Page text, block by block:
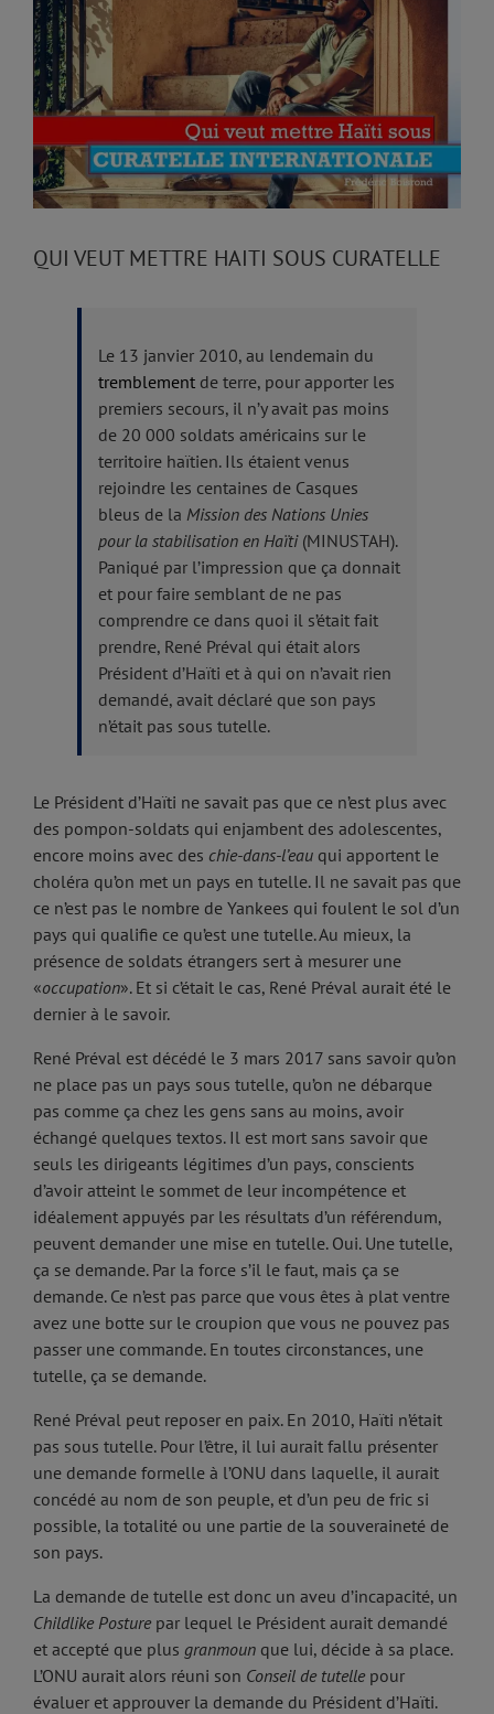
Image
QUI VEUT METTRE HAITI SOUS CURATELLE
Le 13 janvier 2010, au lendemain du
tremblement de terre, pour apporter les
premiers secours, il n’y avait pas moins
de 20 000 soldats américains sur le
territoire haïtien. Ils étaient venus
rejoindre les centaines de Casques
bleus de la Mission des Nations Unies
pour la stabilisation en Haïti(MINUSTAH).
Paniqué par l’impression que ça donnait
et pour faire semblant de ne pas
comprendre ce dans quoi il s’était fait
prendre, René Préval qui était alors
Président d’Haïti et à qui on n’avait rien
demandé, avait déclaré que son pays
n’était pas sous tutelle.
Le Président d’Haïti ne savait pas que ce n’est plus avec
des pompon-soldats qui enjambent des adolescentes,
encore moins avec des chie-dans-l’eau qui apportent le
choléra qu’on met un pays en tutelle. Il ne savait pas que
ce n’est pas le nombre de Yankees qui foulent le sol d’un
pays qui qualifie ce qu’est une tutelle. Au mieux, la
présence de soldats étrangers sert à mesurer une
«occupation». Et si c’était le cas, René Préval aurait été le
dernier à le savoir.
René Préval est décédé le 3 mars 2017 sans savoir qu’on
ne place pas un pays sous tutelle, qu’on ne débarque
pas comme ça chez les gens sans au moins, avoir
échangé quelques textos. Il est mort sans savoir que
seuls les dirigeants légitimes d’un pays, conscients
d’avoir atteint le sommet de leur incompétence et
idéalement appuyés par les résultats d’un référendum,
peuvent demander une mise en tutelle. Oui. Une tutelle,
ça se demande. Par la force s’il le faut, mais ça se
demande. Ce n’est pas parce que vous êtes à plat ventre
avez une botte sur le croupion que vous ne pouvez pas
passer une commande. En toutes circonstances, une
tutelle, ça se demande.
René Préval peut reposer en paix. En 2010, Haïti n’était
pas sous tutelle. Pour l’être, il lui aurait fallu présenter
une demande formelle à l’ONU dans laquelle, il aurait
concédé au nom de son peuple, et d’un peu de fric si
possible, la totalité ou une partie de la souveraineté de
son pays.
La demande de tutelle est donc un aveu d’incapacité, un
Childlike Posture par lequel le Président aurait demandé
et accepté que plus granmoun que lui, décide à sa place.
L’ONU aurait alors réuni son Conseil de tutelle pour
évaluer et approuver la demande du Président d’Haïti.